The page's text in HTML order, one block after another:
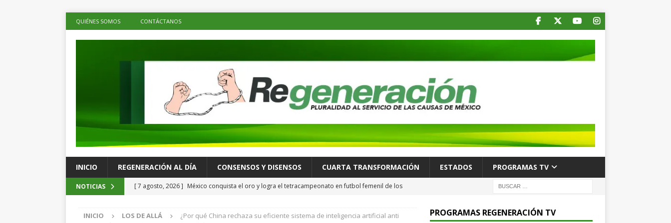
QUIÉNES SOMOS CONTÁCTANOS
INICIO REGENERACIÓN AL DÍA CONSENSOS Y DISENSOS CUARTA TRANSFORMACIÓN ESTADOS PROGRAMAS TV
NOTICIAS [ 7 agosto, 2026 ] México conquista el oro y logra el tetracampeonato en futbol femenil de los
[ 7 agosto, 2026 ] La economía de las familias mexicanas mejora; hay bienestar: presidenta
INICIO LOS DE ALLÁ
¿Por qué China rechaza su eficiente sistema de inteligencia artificial anti
PROGRAMAS REGENERACIÓN TV